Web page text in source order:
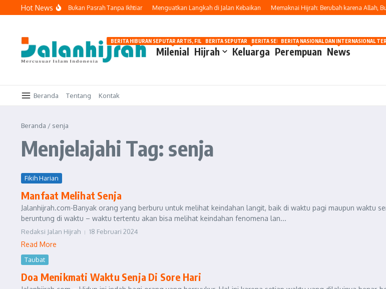
Lewati ke konten
Hot News
Tetap Berusaha, Bukan Pasrah Tanpa Ikhtiar Menguatkan Langkah di Jalan Kebaikan Memaknai Hijrah: Berubah karena Allah,
Milenial
BERITA HIBURAN SEPUTAR ARTIS, FILM, DAN GOSIP
Hijrah Keluarga
BERITA SEPUTAR OTOMOTIF HARI INI
Perempuan
BERITA SEPUTAR KECANTIKAN WANITA
News
BERITA NASIONAL DAN INTERNASIONAL
Beranda Tentang Kontak
Beranda / senja
Menjelajahi Tag: senja
Fikih Harian
Manfaat Melihat Senja
Jalanhijrah.com-Banyak orang yang berburu untuk melihat keindahan langit, baik di waktu pagi maupun waktu
beruntung di waktu – waktu tertentu akan bisa melihat keindahan fenomena lan...
Redaksi Jalan Hijrah 18 Februari 2024
Read More
Taubat
Doa Menikmati Waktu Senja Di Sore Hari